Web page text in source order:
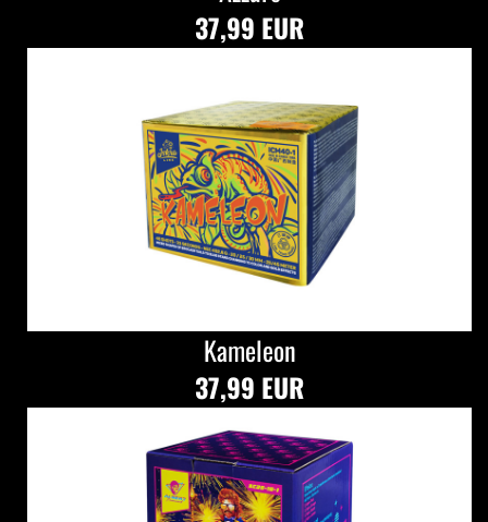
37,99 EUR
Kameleon
37,99 EUR